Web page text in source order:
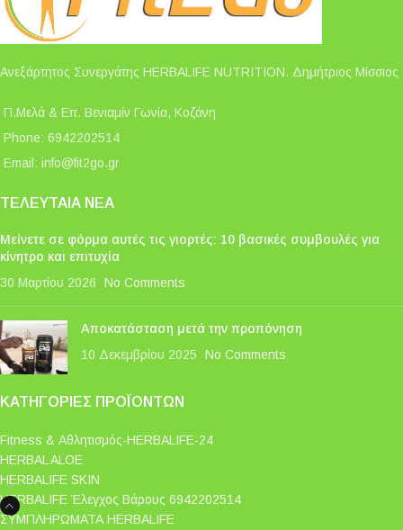
Ανεξάρτητος Συνεργάτης HERBALIFE NUTRITION. Δημήτριος Μίσσιος
Π.Μελά & Επ. Βενιαμίν Γωνία, Κοζάνη
Phone: 6942202514
Email: info@fit2go.gr
ΤΕΛΕΥΤΑΊΑ ΝΈΑ
Μείνετε σε φόρμα αυτές τις γιορτές: 10 βασικές συμβουλές για
κίνητρο και επιτυχία
30 Μαρτίου 2026
No Comments
Αποκατάσταση μετά την προπόνηση
10 Δεκεμβρίου 2025
No Comments
ΚΑΤΗΓΟΡΊΕΣ ΠΡΟΪΌΝΤΩΝ
Fitness & Αθλητισμός-HERBALIFE-24
HERBAL ALOE
HERBALIFE SKIN
HERBALIFE Έλεγχος Βάρους 6942202514
ΣΥΜΠΛΗΡΩΜΑΤΑ HERBALIFE